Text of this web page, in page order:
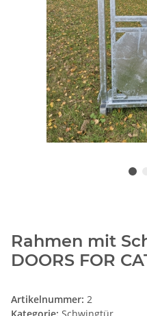
Rahmen mit
DOORS FOR
Artikelnummer: 2